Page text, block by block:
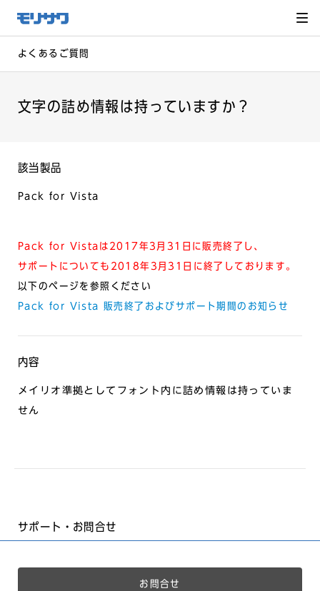
メ
ニュー
飛ばし
へ移動
よくあるご質問
文字の詰め情報は持っていますか？
該当製品
Pack for Vista
Pack for Vistaは2017年3月31日に販売終了し、
サポートについても2018年3月31日に終了しております。
以下のページを参照ください
Pack for Vista 販売終了およびサポート期間のお知らせ
内容
メイリオ準拠としてフォント内に詰め情報は持っていま
せん
サポート・お問合せ
お問合せ